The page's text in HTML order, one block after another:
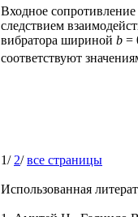
Входное сопротивление
следствием
вибратора шириной b =
соответствуют
1/ 2/все страницы
Использованная